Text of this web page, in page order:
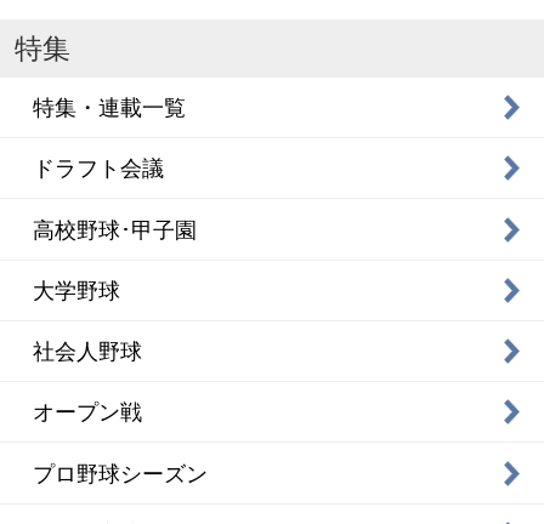
特集
特集・連載一覧
ドラフト会議
高校野球･甲子園
大学野球
社会人野球
オープン戦
プロ野球シーズン